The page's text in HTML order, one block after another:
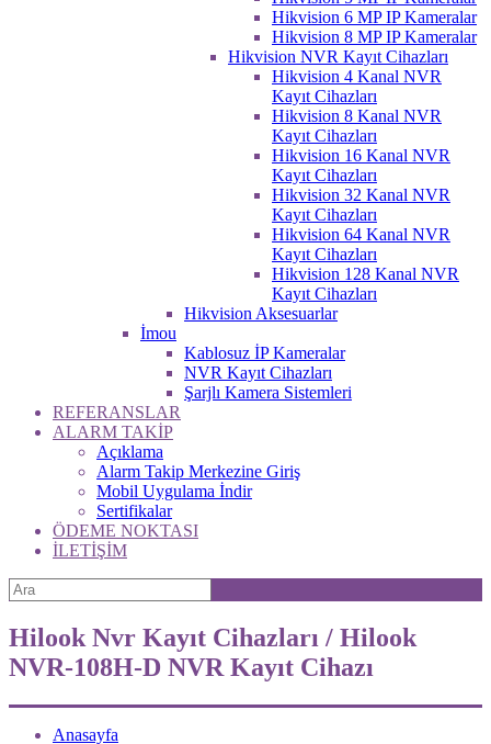
Hikvision 6 MP IP Kameralar
Hikvision 8 MP IP Kameralar
Hikvision NVR Kayıt Cihazları
Hikvision 4 Kanal NVR
Kayıt Cihazları
Hikvision 8 Kanal NVR
Kayıt Cihazları
Hikvision 16 Kanal NVR
Kayıt Cihazları
Hikvision 32 Kanal NVR
Kayıt Cihazları
Hikvision 64 Kanal NVR
Kayıt Cihazları
Hikvision 128 Kanal NVR
Kayıt Cihazları
Hikvision Aksesuarlar
İmou
Kablosuz İP Kameralar
NVR Kayıt Cihazları
Şarjlı Kamera Sistemleri
REFERANSLAR
ALARM TAKİP
Açıklama
Alarm Takip Merkezine Giriş
Mobil Uygulama İndir
Sertifikalar
ÖDEME NOKTASI
İLETİŞİM
Hilook Nvr Kayıt Cihazları / Hilook
NVR-108H-D NVR Kayıt Cihazı
Anasayfa